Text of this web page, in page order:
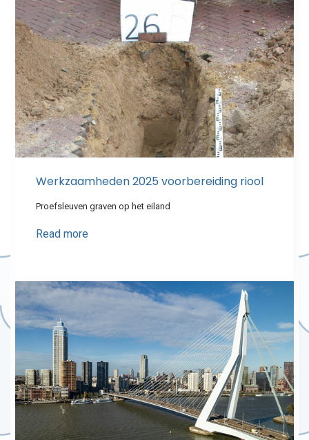
Werkzaamheden 2025 voorbereiding riool
Proefsleuven graven op het eiland
Read more